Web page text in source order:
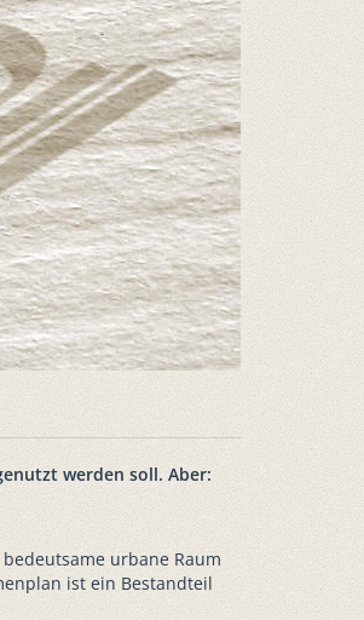
werden soll. Aber:
urbane Raum
ist ein Bestandteil